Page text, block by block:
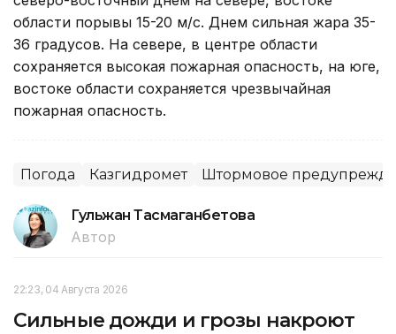
области порывы 15-20 м/с. Днем сильная жара 35-
36 градусов. На севере, в центре области
сохраняется высокая пожарная опасность, на юге,
востоке области сохраняется чрезвычайная
пожарная опасность.
Погода Казгидромет Штормовое
Гульжан Тасмаганбетова
Автор
22:23, 04 Августа 2026
Сильные дожди и грозы накроют